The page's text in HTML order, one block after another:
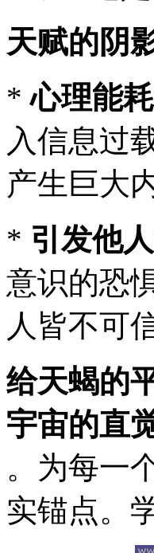
天赋的阴
*心理能
入信息过
产生巨大
* 引发他
意识的恐
人皆不可
给天蝎的
宇宙的直
。为每一
实锚点。